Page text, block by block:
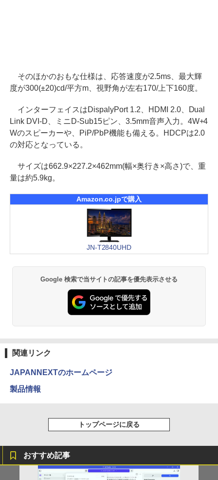
そのほかのおもな仕様は、応答速度が2.5ms、最大輝
度が300(±20)cd/平方m、視野角が左右170/上下160度。
インターフェイスはDispalyPort 1.2、HDMI 2.0、Dual
Link DVI-D、ミニD-Sub15ピン、3.5mm音声入力。4W+4
Wのスピーカーや、PiP/PbP機能も備える。HDCPは2.0
の対応となっている。
サイズは662.9×227.2×462mm(幅×奥行き×高さ)で、重
量は約5.9kg。
Amazon.co.jpで購入
JN-T2840UHD
Google 検索で当サイトの記事を優先表示させる
関連リンク
JAPANNEXTのホームページ
製品情報
トップページに戻る
おすすめ記事